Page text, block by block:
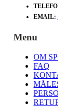
EMAIL:
Menu
OM
FAQ